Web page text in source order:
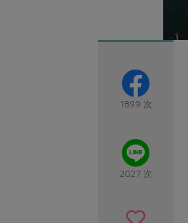
1899 次
2027 次